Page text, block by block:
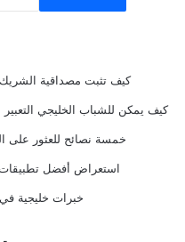
كيف تثبت مصداقية
كيف يمكن للشباب الخليجي التعبير
خمسة نصائح للعثور على
استعراض أفضل تطبيقات
خبرات خليجية